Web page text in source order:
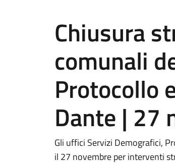
Chiusura
comunali
Protocollo
Dante | 27
Gli uffici Servizi Demografici,
il 27 novembre per interventi